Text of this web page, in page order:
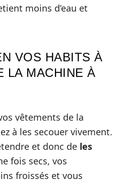
moins d’eau et
VOS HABITS À
LA MACHINE À
vêtements de la
à les secouer vivement.
et donc de les
fois secs, vos
froissés et vous